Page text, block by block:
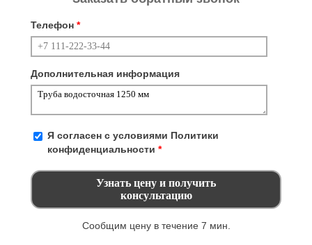
Телефон *
Дополнительная информация
Я согласен с условиями Политики
конфиденциальности *
Сообщим цену в течение 7 мин.